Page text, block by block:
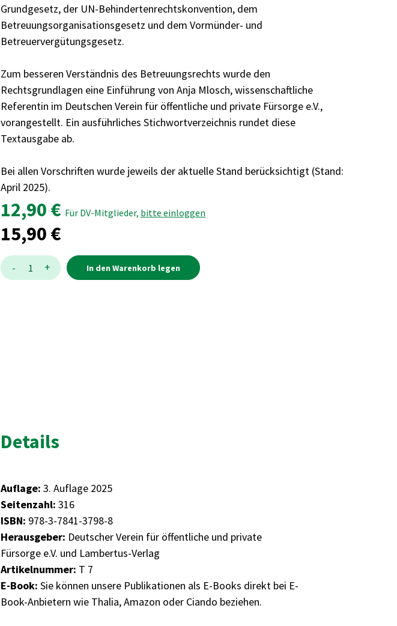
Grundgesetz, der UN-Behindertenrechtskonvention, dem
Betreuungsorganisationsgesetz und dem Vormünder- und
Betreuervergütungsgesetz.
Zum besseren Verständnis des Betreuungsrechts wurde den
Rechtsgrundlagen eine Einführung von Anja Mlosch, wissenschaftliche
Referentin im Deutschen Verein für öffentliche und private Fürsorge e.V.,
vorangestellt. Ein ausführliches Stichwortverzeichnis rundet diese
Textausgabe ab.
Bei allen Vorschriften wurde jeweils der aktuelle Stand berücksichtigt (Stand:
April 2025).
12,90 € Für DV-Mitglieder, bitte einloggen
15,90 €
Menge
- 1 + In den Warenkorb legen
Details
Auflage: 3. Auflage 2025
Seitenzahl: 316
ISBN: 978-3-7841-3798-8
Herausgeber: Deutscher Verein für öffentliche und private
Fürsorge e.V. und Lambertus-Verlag
Artikelnummer: T 7
E-Book: Sie können unsere Publikationen als E-Books direkt bei E-
Book-Anbietern wie Thalia, Amazon oder Ciando beziehen.